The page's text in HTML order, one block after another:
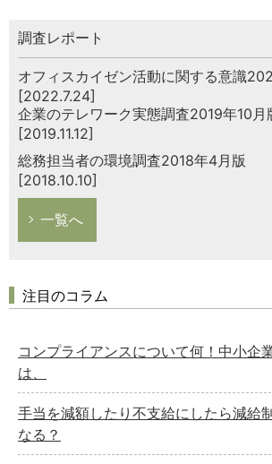
調査レポート
オフィスカイゼン活動に関する意識
[2022.7.24]
企業のテレワーク実態調査2019年10月
[2019.11.12]
総務担当者の環境調査2018年4月版
[2018.10.10]
一覧へ
注目のコラム
コンプライアンスについて何！中小企
は、
手当を減額したり不支給にしたら減給
なる？